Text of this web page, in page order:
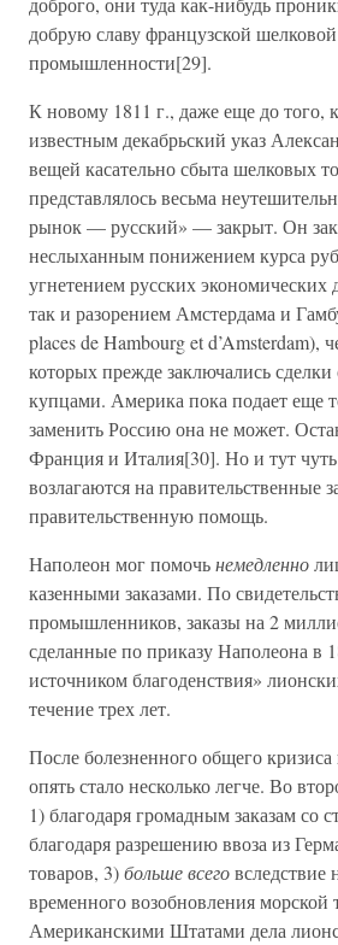
добрую славу французской шелковой
промышленности[29].
К новому 1811 г., даже еще до того,
известным декабрьский указ
вещей касательно сбыта шелковых
представлялось весьма
рынок — русский» — закрыт. Он
неслыханным понижением курса
угнетением русских экономических
так и разорением Амстердама и
places de Hambourg et d’Amsterdam),
которых прежде заключались
купцами. Америка пока подает еще
заменить Россию она не может.
Франция и Италия[30]. Но и тут
возлагаются на правительственные
правительственную помощь.
Наполеон мог помочьнемедленно
казенными заказами. По
промышленников, заказы на 2
сделанные по приказу Наполеона в
источником благоденствия»
течение трех лет.
После болезненного общего
опять стало несколько легче. Во
1) благодаря громадным заказам со
благодаря разрешению ввоза из
товаров, 3)больше всеговследствие
временного возобновления морской
Американскими Штатами дела